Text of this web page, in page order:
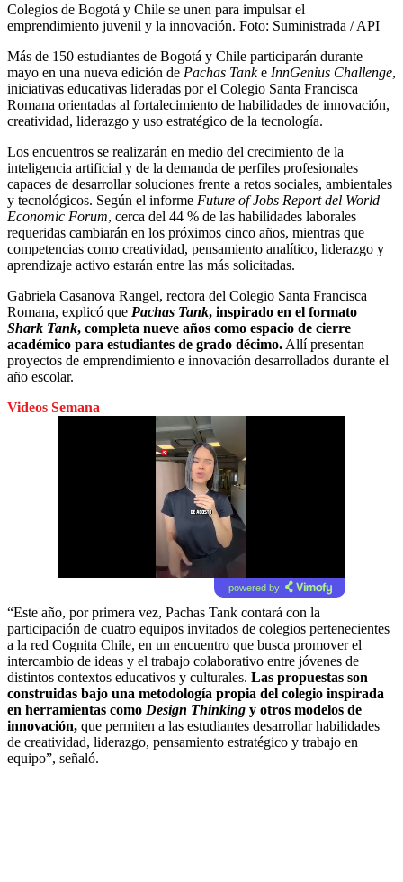
Colegios de Bogotá y Chile se unen para impulsar el
emprendimiento juvenil y la innovación. Foto: Suministrada / API
Más de 150 estudiantes de Bogotá y Chile participarán durante
mayo en una nueva edición de Pachas Tanke InnGenius Challenge,
iniciativas educativas lideradas por el Colegio Santa Francisca
Romana orientadas al fortalecimiento de habilidades de innovación,
creatividad, liderazgo y uso estratégico de la tecnología.
Los encuentros se realizarán en medio del crecimiento de la
inteligencia artificial y de la demanda de perfiles profesionales
capaces de desarrollar soluciones frente a retos sociales, ambientales
y tecnológicos. Según el informe Future of Jobs Report del World
Economic Forum, cerca del 44 % de las habilidades laborales
requeridas cambiarán en los próximos cinco años, mientras que
competencias como creatividad, pensamiento analítico, liderazgo y
aprendizaje activo estarán entre las más solicitadas.
Gabriela Casanova Rangel, rectora del Colegio Santa Francisca
Romana, explicó que Pachas Tank, inspirado en el formato
Shark Tank, completa nueve años como espacio de cierre
académico para estudiantes de grado décimo. Allí presentan
proyectos de emprendimiento e innovación desarrollados durante el
año escolar.
Videos Semana
powered by
“Este año, por primera vez, Pachas Tank contará con la
participación de cuatro equipos invitados de colegios pertenecientes
a la red Cognita Chile, en un encuentro que busca promover el
intercambio de ideas y el trabajo colaborativo entre jóvenes de
distintos contextos educativos y culturales. Las propuestas son
construidas bajo una metodología propia del colegio inspirada
en herramientas como Design Thinking y otros modelos de
innovación, que permiten a las estudiantes desarrollar habilidades
de creatividad, liderazgo, pensamiento estratégico y trabajo en
equipo”, señaló.